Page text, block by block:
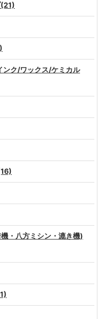
ンク/ワックス/ケミカル
・八方ミシン・漉き機)